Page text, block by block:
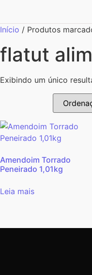
Início / Produtos
flatut
Exibindo um único
Amendoim Torrado
Peneirado 1,01kg
Leia mais